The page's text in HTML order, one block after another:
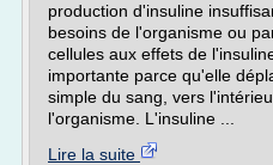
production d'insuline
besoins de l'organisme ou
cellules aux effets de
importante parce qu'elle
simple du sang, vers
l'organisme. L'insuline ...
Lire la suite